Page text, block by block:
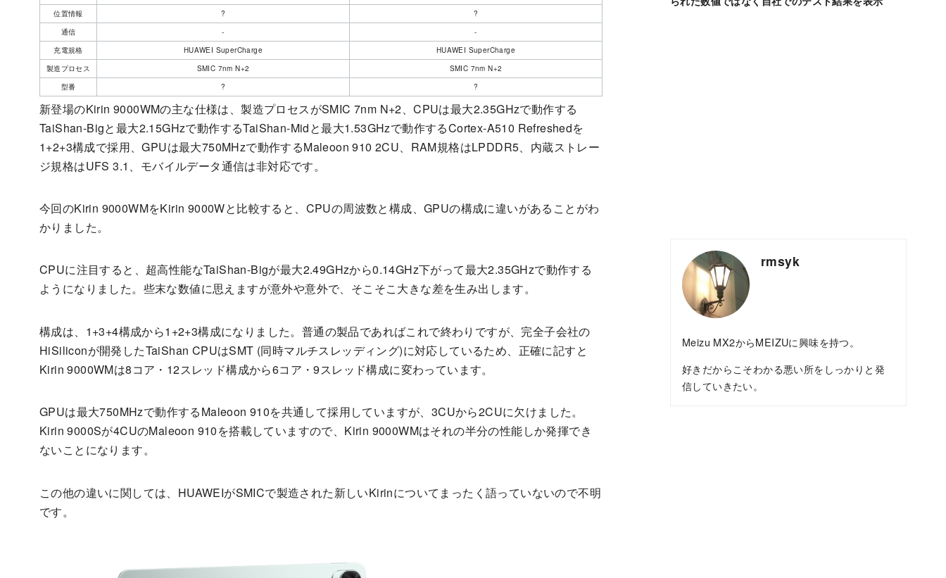
位置情報
?
?
通信
-
-
充電規格
HUAWEI SuperCharge
HUAWEI SuperCharge
製造プロセス
SMIC 7nm N+2
SMIC 7nm N+2
型番
? ?
新登場のKirin 9000WMの主な仕様は、製造プロセスがSMIC 7nm N+2、CPUは最大2.35GHzで動作する
TaiShan-Bigと最大2.15GHzで動作するTaiShan-Midと最大1.53GHzで動作するCortex-A510 Refreshedを
1+2+3構成で採用、GPUは最大750MHzで動作するMaleoon 910 2CU、RAM規格はLPDDR5、内蔵ストレー
ジ規格はUFS 3.1、モバイルデータ通信は非対応です。
今回のKirin 9000WMをKirin 9000Wと比較すると、CPUの周波数と構成、GPUの構成に違いがあることがわ
かりました。
CPUに注目すると、超高性能なTaiShan-Bigが最大2.49GHzから0.14GHz下がって最大2.35GHzで動作する
ようになりました。些末な数値に思えますが意外や意外で、そこそこ大きな差を生み出します。
構成は、1+3+4構成から1+2+3構成になりました。普通の製品であればこれで終わりですが、完全子会社の
HiSiliconが開発したTaiShan CPUはSMT (同時マルチスレッディング)に対応しているため、正確に記すと
Kirin 9000WMは8コア・12スレッド構成から6コア・9スレッド構成に変わっています。
GPUは最大750MHzで動作するMaleoon 910を共通して採用していますが、3CUから2CUに欠けました。
Kirin 9000Sが4CUのMaleoon 910を搭載していますので、Kirin 9000WMはそれの半分の性能しか発揮でき
ないことになります。
この他の違いに関しては、HUAWEIがSMICで製造された新しいKirinについてまったく語っていないので不明
です。
rmsyk
Meizu MX2からMEIZUに興味を持つ。
好きだからこそわかる悪い所をしっかりと発
信していきたい。